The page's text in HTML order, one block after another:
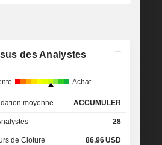
des Analystes
Achat
moyenne ACCUMULER
28
de Cloture 86,96USD